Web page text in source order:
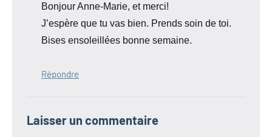
Bonjour Anne-Marie, et merci!
J’espère que tu vas bien. Prends soin de toi.
Bises ensoleillées bonne semaine.
Répondre
Laisser un commentaire